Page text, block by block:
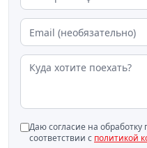
Даю согласие на
соответствии с политикой